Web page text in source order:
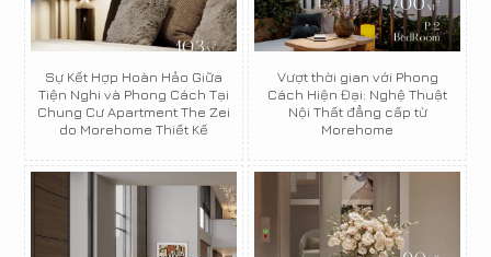
Sự Kết Hợp Hoàn Hảo Giữa
Tiện Nghi và Phong Cách Tại
Chung Cư Apartment The Zei
do Morehome Thiết Kế
Vượt thời gian với Phong
Cách Hiện Đại: Nghệ Thuật
Nội Thất đẳng cấp từ
Morehome